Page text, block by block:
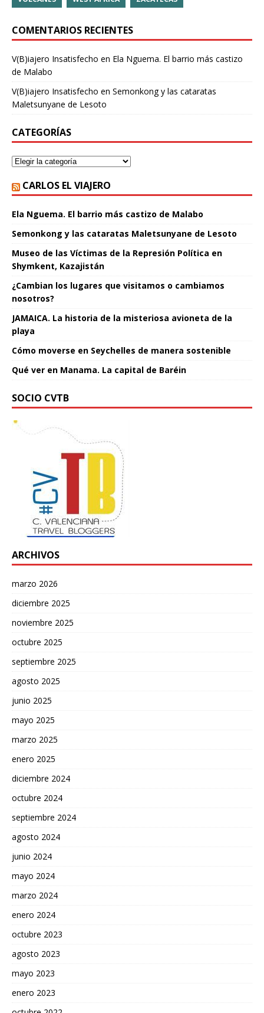
COMENTARIOS RECIENTES
V(B)iajero Insatisfecho en Ela Nguema. El barrio más castizo
de Malabo
V(B)iajero Insatisfecho en Semonkong y las cataratas
Maletsunyane de Lesoto
CATEGORÍAS
CARLOS EL VIAJERO
Ela Nguema. El barrio más castizo de Malabo
Semonkong y las cataratas Maletsunyane de Lesoto
Museo de las Víctimas de la Represión Política en
Shymkent, Kazajistán
¿Cambian los lugares que visitamos o cambiamos
nosotros?
JAMAICA. La historia de la misteriosa avioneta de la
playa
Cómo moverse en Seychelles de manera sostenible
Qué ver en Manama. La capital de Baréin
SOCIO CVTB
ARCHIVOS
marzo 2026
diciembre 2025
noviembre 2025
octubre 2025
septiembre 2025
agosto 2025
junio 2025
mayo 2025
marzo 2025
enero 2025
diciembre 2024
octubre 2024
septiembre 2024
agosto 2024
junio 2024
mayo 2024
marzo 2024
enero 2024
octubre 2023
agosto 2023
mayo 2023
enero 2023